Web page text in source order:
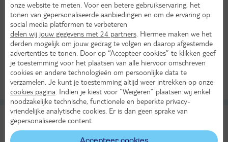
KASSAKORTING
12°
in okt
Wo 7 okt 2026
4 dagen (3 nachten)
Eigen vervoer
Logies ontbijt
206,-
per persoon
Alle verplichte kosten inbegrepen!
Ferien vom Ich
TUI classificatie
Duitsland Beierse Woud Neukirchen
onze website te meten. Voor een betere gebruikservaring, het
tonen van gepersonaliseerde aanbiedingen en om de ervaring op
social media platformen te verbeteren
delen wij jouw gegevens met 24 partners . Hiermee maken we het
derden mogelijk om jouw gedrag te volgen en daarop afgestemde
advertenties te tonen. Door op “Accepteer cookies” te klikken geef
je toestemming voor het plaatsen van alle hiervoor omschreven
cookies en andere technologieën om persoonlijke data te
verzamelen. Je kunt je toestemming altijd weer intrekken op onze
cookies pagina . Indien je kiest voor “Weigeren” plaatsen wij enkel
noodzakelijke technische, functionele en beperkte privacy-
vriendelijke analytische cookies. Er is dan geen sprake van
gepersonaliseerde content.
Accepteer cookies